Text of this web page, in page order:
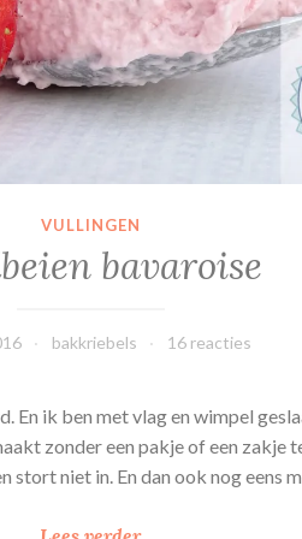
VULLINGEN
bavaroise
bakkriebels 16 reacties
En ik ben met vlag en wimpel
zonder een pakje of een zakje
stort niet in. En dan ook nog eens
A